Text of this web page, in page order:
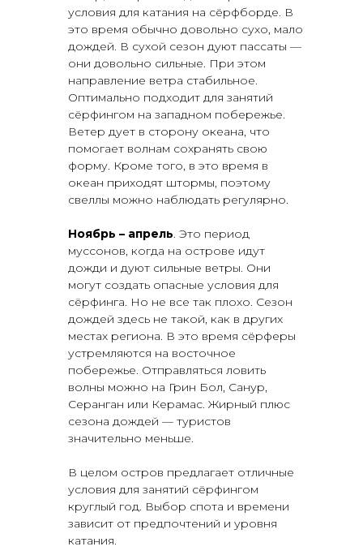
условия для катания на сёрфборде. В
это время обычно довольно сухо, мало
дождей. В сухой сезон дуют пассаты —
они довольно сильные. При этом
направление ветра стабильное.
Оптимально подходит для занятий
сёрфингом на западном побережье.
Ветер дует в сторону океана, что
помогает волнам сохранять свою
форму. Кроме того, в это время в
океан приходят штормы, поэтому
свеллы можно наблюдать регулярно.
Ноябрь – апрель. Это период
муссонов, когда на острове идут
дожди и дуют сильные ветры. Они
могут создать опасные условия для
сёрфинга. Но не все так плохо. Сезон
дождей здесь не такой, как в других
местах региона. В это время сёрферы
устремляются на восточное
побережье. Отправляться ловить
волны можно на Грин Бол, Санур,
Серанган или Керамас. Жирный плюс
сезона дождей — туристов
значительно меньше.
В целом остров предлагает отличные
условия для занятий сёрфингом
круглый год. Выбор спота и времени
зависит от предпочтений и уровня
катания.